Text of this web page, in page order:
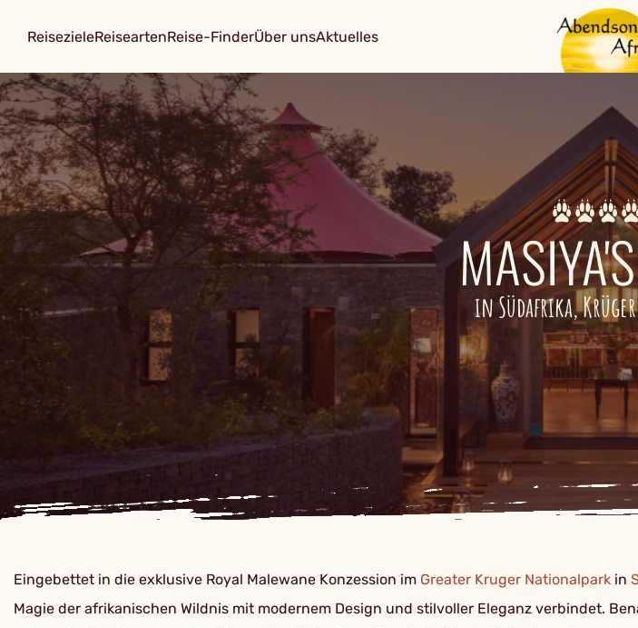
ReisezieleReiseartenReise-FinderÜber unsAktuelles
in Südafrika,
Eingebettet in die exklusive Royal Malewane Konzession im Greater Kruger Nationalpark in
Magie der afrikanischen Wildnis mit modernem Design und stilvoller Eleganz verbindet.